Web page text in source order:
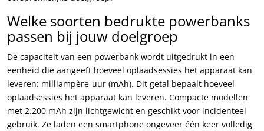
Welke soorten bedrukte powerbanks
passen bij jouw doelgroep
De capaciteit van een powerbank wordt uitgedrukt in een
eenheid die aangeeft hoeveel oplaadsessies het apparaat kan
leveren: milliampère-uur (mAh). Dit getal bepaalt hoeveel
oplaadsessies het apparaat kan leveren. Compacte modellen
met 2.200 mAh zijn lichtgewicht en geschikt voor incidenteel
gebruik. Ze laden een smartphone ongeveer één keer volledig